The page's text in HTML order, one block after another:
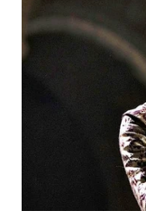
LISTRIK
WAHANA
WAHANANEWS